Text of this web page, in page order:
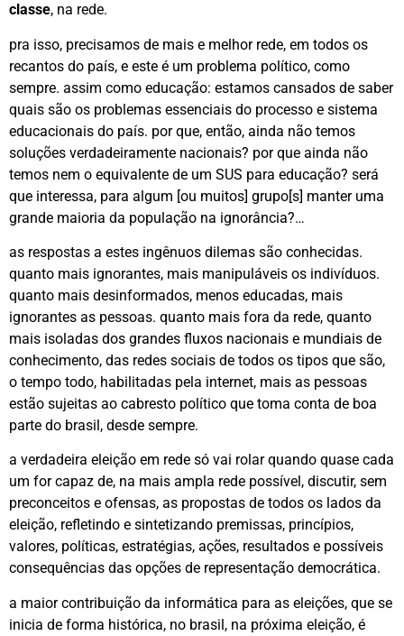
classe, na rede.
pra isso, precisamos de mais e melhor rede, em todos os
recantos do país, e este é um problema político, como
sempre. assim como educação: estamos cansados de saber
quais são os problemas essenciais do processo e sistema
educacionais do país. por que, então, ainda não temos
soluções verdadeiramente nacionais? por que ainda não
temos nem o equivalente de um SUS para educação? será
que interessa, para algum [ou muitos] grupo[s] manter uma
grande maioria da população na ignorância?…
as respostas a estes ingênuos dilemas são conhecidas.
quanto mais ignorantes, mais manipuláveis os indivíduos.
quanto mais desinformados, menos educadas, mais
ignorantes as pessoas. quanto mais fora da rede, quanto
mais isoladas dos grandes fluxos nacionais e mundiais de
conhecimento, das redes sociais de todos os tipos que são,
o tempo todo, habilitadas pela internet, mais as pessoas
estão sujeitas ao cabresto político que toma conta de boa
parte do brasil, desde sempre.
a verdadeira eleição em rede só vai rolar quando quase cada
um for capaz de, na mais ampla rede possível, discutir, sem
preconceitos e ofensas, as propostas de todos os lados da
eleição, refletindo e sintetizando premissas, princípios,
valores, políticas, estratégias, ações, resultados e possíveis
consequências das opções de representação democrática.
a maior contribuição da informática para as eleições, que se
inicia de forma histórica, no brasil, na próxima eleição, é